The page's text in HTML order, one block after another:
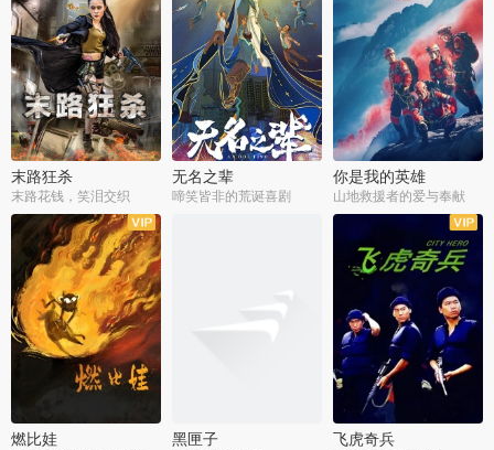
末路狂杀
末路花钱，笑泪交织
无名之辈
啼笑皆非的荒诞喜剧
你是我的英雄
山地救援者的爱与奉献
燃比娃 黑匣子 飞虎奇兵